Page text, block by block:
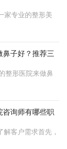
家专业的整形美
鼻子好？推荐三
整形医院来做鼻
咨询师有哪些职
解客户需求首先，